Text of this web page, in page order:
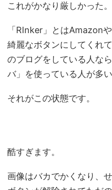
これがかなり厳しかった。
「RInker」とはAmazon
綺麗なボタンにしてくれ
のブログをしている人な
バ」を使っている人が多
それがこの状態です。
酷すぎます。
画像はバカでかくなり、